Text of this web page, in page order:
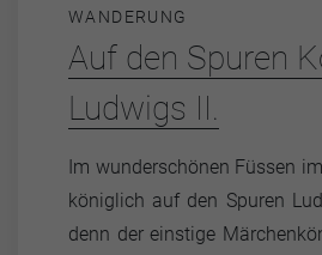
WANDERUNG
Auf den Spuren
Ludwigs II.
Im wunderschönen Füssen
königlich auf den Spuren
denn der einstige